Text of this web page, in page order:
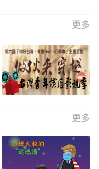
更多
更多